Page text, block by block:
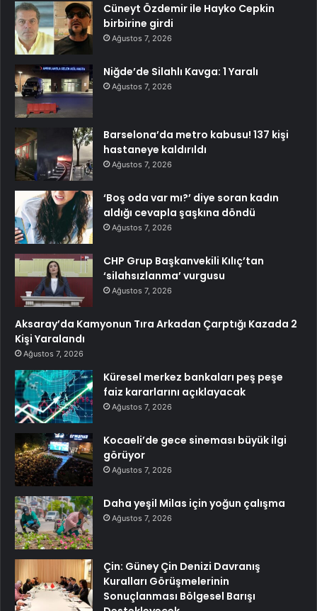
Cüneyt Özdemir ile Hayko Cepkin
birbirine girdi
Ağustos 7, 2026
Niğde’de Silahlı Kavga: 1 Yaralı
Ağustos 7, 2026
Barselona’da metro kabusu! 137 kişi
hastaneye kaldırıldı
Ağustos 7, 2026
‘Boş oda var mı?’ diye soran kadın
aldığı cevapla şaşkına döndü
Ağustos 7, 2026
CHP Grup Başkanvekili Kılıç’tan
‘silahsızlanma’ vurgusu
Ağustos 7, 2026
Aksaray’da Kamyonun Tıra Arkadan Çarptığı Kazada 2
Kişi Yaralandı
Ağustos 7, 2026
Küresel merkez bankaları peş peşe
faiz kararlarını açıklayacak
Ağustos 7, 2026
Kocaeli’de gece sineması büyük ilgi
görüyor
Ağustos 7, 2026
Daha yeşil Milas için yoğun çalışma
Ağustos 7, 2026
Çin: Güney Çin Denizi Davranış
Kuralları Görüşmelerinin
Sonuçlanması Bölgesel Barışı